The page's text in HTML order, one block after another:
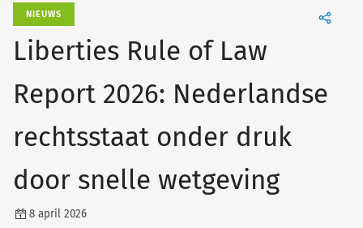
NIEUWS
Liberties Rule of Law
Report 2026: Nederlandse
rechtsstaat onder druk
door snelle wetgeving
8 april 2026